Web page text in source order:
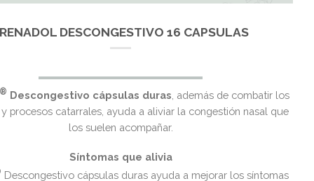
DESCONGESTIVO 16 CAPSULAS
El
precio
original
era:
14,65€.
El
precio
actual
11,21€.
® Descongestivo cápsulas duras , además de combatir los
procesos catarrales, ayuda a aliviar la congestión nasal que
los suelen acompañar.
Síntomas que alivia
Descongestivo cápsulas duras ayuda a mejorar los síntomas